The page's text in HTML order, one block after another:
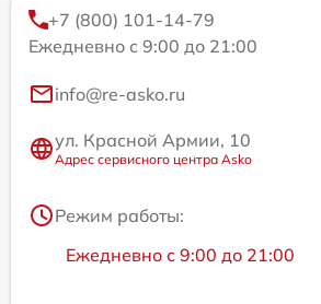
+7 (800) 101-14-79
Ежедневно с 9:00 до 21:00
info@re-asko.ru
ул. Красной Армии, 10
Адрес сервисного центра Asko
Режим работы:
Ежедневно с 9:00 до 21:00